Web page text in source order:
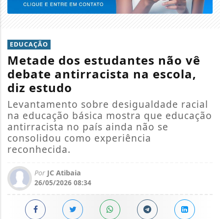
EDUCAÇÃO
Metade dos estudantes não vê
debate antirracista na escola,
diz estudo
Levantamento sobre desigualdade racial
na educação básica mostra que educação
antirracista no país ainda não se
consolidou como experiência
reconhecida.
Por JC Atibaia
26/05/2026 08:34